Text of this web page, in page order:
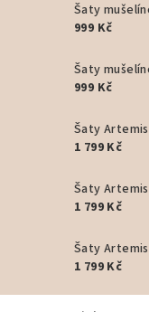
Šaty
999 Kč
Šaty
999 Kč
Šaty
1 799 Kč
Šaty
1 799 Kč
Šaty
1 799 Kč